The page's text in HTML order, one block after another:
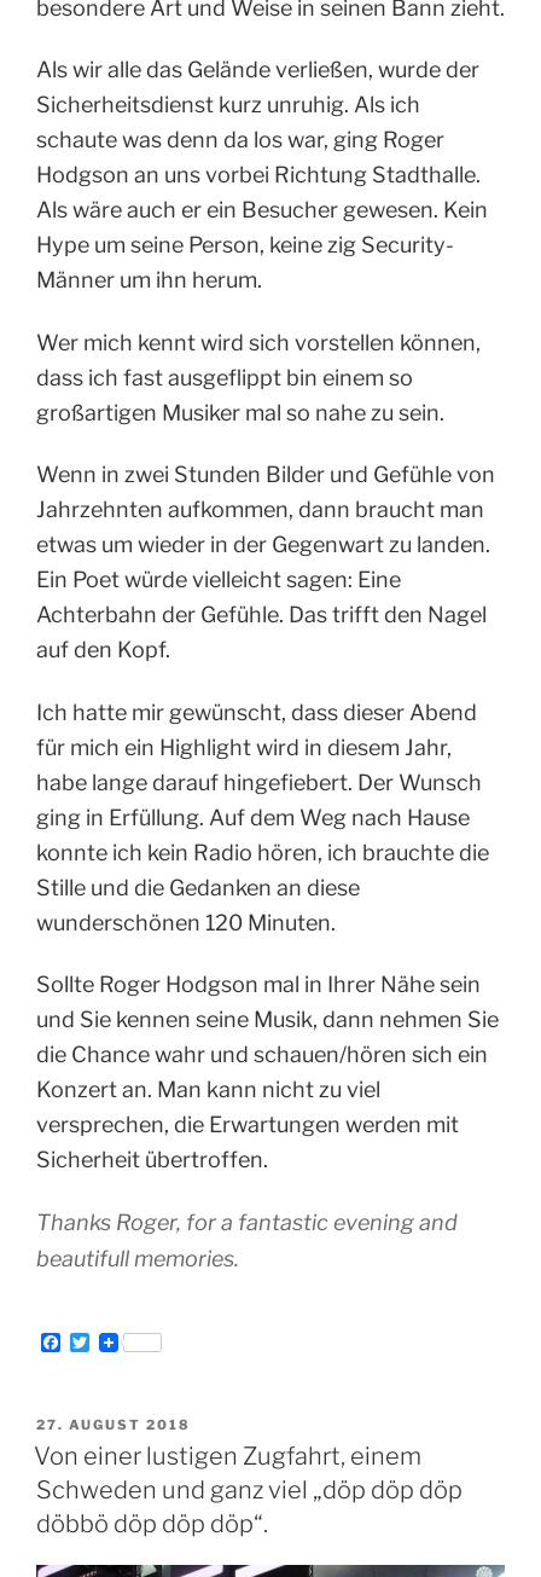
besondere Art und Weise in seinen Bann zieht.
Als wir alle das Gelände verließen, wurde der
Sicherheitsdienst kurz unruhig. Als ich
schaute was denn da los war, ging Roger
Hodgson an uns vorbei Richtung Stadthalle.
Als wäre auch er ein Besucher gewesen. Kein
Hype um seine Person, keine zig Security-
Männer um ihn herum.
Wer mich kennt wird sich vorstellen können,
dass ich fast ausgeflippt bin einem so
großartigen Musiker mal so nahe zu sein.
Wenn in zwei Stunden Bilder und Gefühle von
Jahrzehnten aufkommen, dann braucht man
etwas um wieder in der Gegenwart zu landen.
Ein Poet würde vielleicht sagen: Eine
Achterbahn der Gefühle. Das trifft den Nagel
auf den Kopf.
Ich hatte mir gewünscht, dass dieser Abend
für mich ein Highlight wird in diesem Jahr,
habe lange darauf hingefiebert. Der Wunsch
ging in Erfüllung. Auf dem Weg nach Hause
konnte ich kein Radio hören, ich brauchte die
Stille und die Gedanken an diese
wunderschönen 120 Minuten.
Sollte Roger Hodgson mal in Ihrer Nähe sein
und Sie kennen seine Musik, dann nehmen Sie
die Chance wahr und schauen/hören sich ein
Konzert an. Man kann nicht zu viel
versprechen, die Erwartungen werden mit
Sicherheit übertroffen.
Thanks Roger, for a fantastic evening and
beautifull memories.
F
b
o
k
T
t
r
VERÖFFENTLICHT
AM
27. AUGUST 2018
Von einer lustigen Zugfahrt, einem
Schweden und ganz viel „döp döp döp
döbbö döp döp döp“.